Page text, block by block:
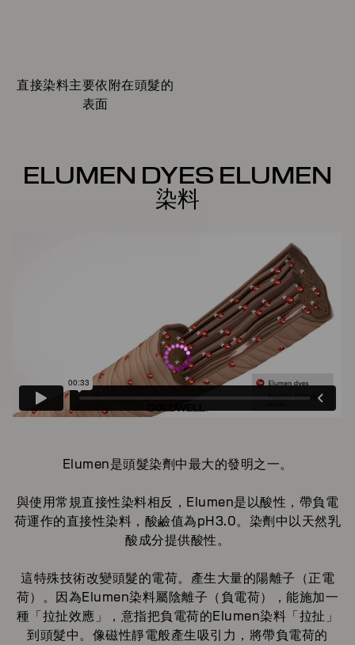
直接染料主要依附在頭髮的
表面
ELUMEN DYES ELUMEN
染料
Elumen是頭髮染劑中最大的發明之一。
與使用常規直接性染料相反，Elumen是以酸性，帶負電
荷運作的直接性染料，酸鹼值為pH3.0。染劑中以天然乳
酸成分提供酸性。
這特殊技術改變頭髮的電荷。產生大量的陽離子（正電
荷）。因為Elumen染料屬陰離子（負電荷），能施加一
種「拉扯效應」，意指把負電荷的Elumen染料「拉扯」
到頭髮中。像磁性靜電般產生吸引力，將帶負電荷的